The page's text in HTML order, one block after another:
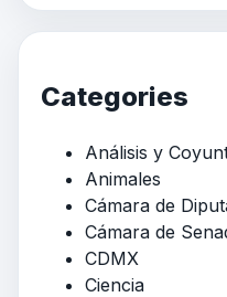
Categories
Análisis y
Animales
Cámara de
Cámara de
CDMX
Ciencia